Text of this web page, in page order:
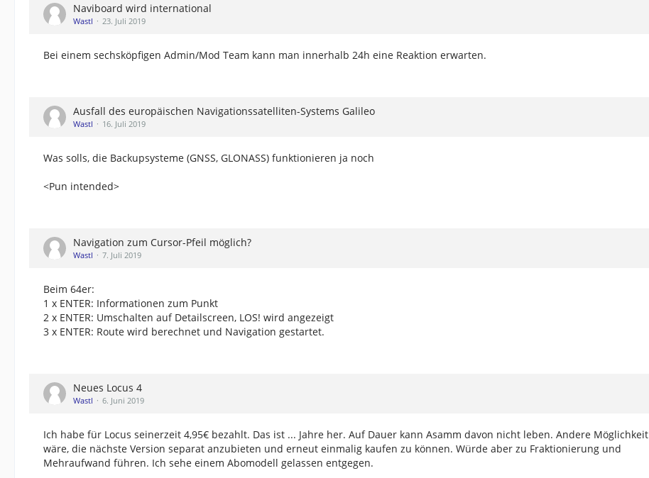
Naviboard wird international
Wastl 23. Juli 2019
Bei einem sechsköpfigen Admin/Mod Team kann man innerhalb 24h eine Reaktion erwarten.
Ausfall des europäischen Navigationssatelliten-Systems Galileo
Wastl 16. Juli 2019
Was solls, die Backupsysteme (GNSS, GLONASS) funktionieren ja noch
<Pun intended>
Navigation zum Cursor-Pfeil möglich?
Wastl 7. Juli 2019
Beim 64er:
1 x ENTER: Informationen zum Punkt
2 x ENTER: Umschalten auf Detailscreen, LOS! wird angezeigt
3 x ENTER: Route wird berechnet und Navigation gestartet.
Neues Locus 4
Wastl 6. Juni 2019
Ich habe für Locus seinerzeit 4,95€ bezahlt. Das ist ... Jahre her. Auf Dauer kann Asamm davon nicht leben. Andere Möglichkeit
wäre, die nächste Version separat anzubieten und erneut einmalig kaufen zu können. Würde aber zu Fraktionierung und
Mehraufwand führen. Ich sehe einem Abomodell gelassen entgegen.